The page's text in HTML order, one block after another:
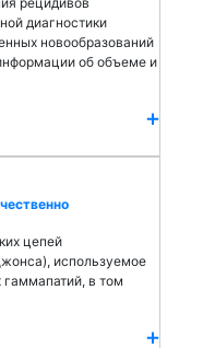
диагностики
новообразований
об объеме и
цепей
используемое
в том